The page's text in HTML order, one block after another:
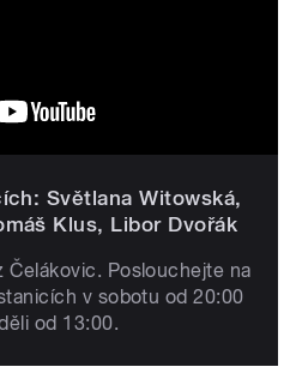
Světlana Witowská,
Klus, Libor Dvořák
Poslouchejte na
v sobotu od 20:00
od 13:00.